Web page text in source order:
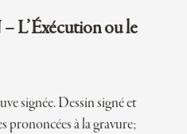
L’Éxécution ou le
signée. Dessin signé et
prononcées à la gravure;